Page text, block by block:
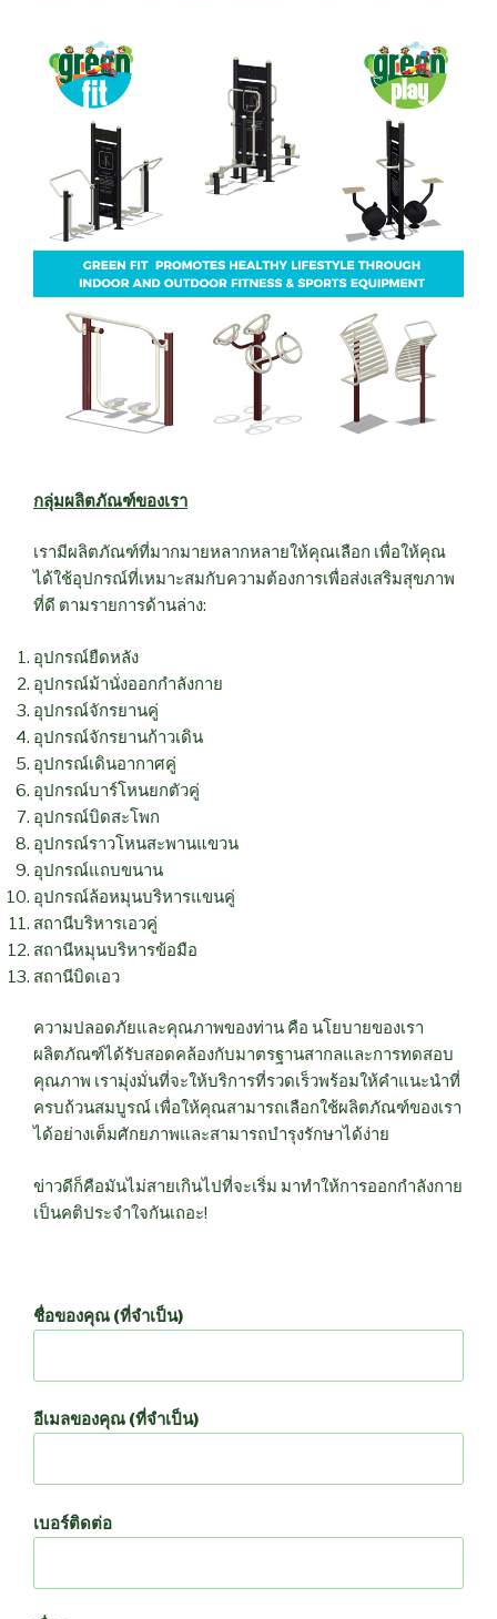
กลุ่มผลิตภัณฑ์ของเรา
เรามีผลิตภัณฑ์ที่มากมายหลากหลายให้คุณเลือก เพื่อให้คุณ
ได้ใช้อุปกรณ์ที่เหมาะสมกับความต้องการเพื่อส่งเสริมสุขภาพ
ที่ดี ตามรายการด้านล่าง:
อุปกรณ์ยืดหลัง
อุปกรณ์ม้านั่งออกกำลังกาย
อุปกรณ์จักรยานคู่
อุปกรณ์จักรยานก้าวเดิน
อุปกรณ์เดินอากาศคู่
อุปกรณ์บาร์โหนยกตัวคู่
อุปกรณ์บิดสะโพก
อุปกรณ์ราวโหนสะพานแขวน
อุปกรณ์แถบขนาน
อุปกรณ์ล้อหมุนบริหารแขนคู่
สถานีบริหารเอวคู่
สถานีหมุนบริหารข้อมือ
สถานีบิดเอว
ความปลอดภัยและคุณภาพของท่าน คือ นโยบายของเรา
ผลิตภัณฑ์ได้รับสอดคล้องกับมาตรฐานสากลและการทดสอบ
คุณภาพ เรามุ่งมั่นที่จะให้บริการที่รวดเร็วพร้อมให้คำแนะนำที่
ครบถ้วนสมบูรณ์ เพื่อให้คุณสามารถเลือกใช้ผลิตภัณฑ์ของเรา
ได้อย่างเต็มศักยภาพและสามารถบำรุงรักษาได้ง่าย
ข่าวดีก็คือมันไม่สายเกินไปที่จะเริ่ม มาทำให้การออกกำลังกาย
เป็นคติประจำใจกันเถอะ!
ชื่อของคุณ (ที่จำเป็น)
อีเมลของคุณ (ที่จำเป็น)
เบอร์ติดต่อ